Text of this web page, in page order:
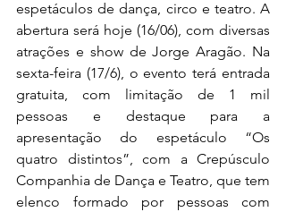
espetáculos de dança, circo e teatro. A
abertura será hoje (16/06), com diversas
atrações e show de Jorge Aragão. Na
sexta-feira (17/6), o evento terá entrada
gratuita, com limitação de 1 mil
pessoas e destaque para a
apresentação do espetáculo “Os
quatro distintos”, com a Crepúsculo
Companhia de Dança e Teatro, que tem
elenco formado por pessoas com